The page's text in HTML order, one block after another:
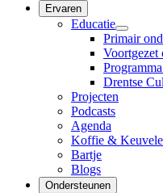
Ervaren
Educatie
Primair
Voortgezet
Drentse
Projecten
Podcasts
Agenda
Koffie &
Bartje
Blogs
Ondersteunen